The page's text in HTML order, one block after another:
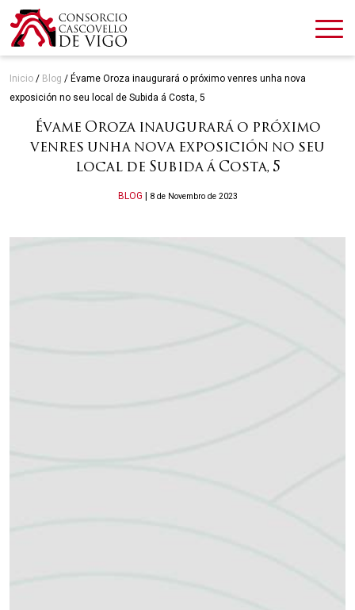
Inicio / Blog / Évame Oroza inaugurará o próximo venres unha nova
exposición no seu local de Subida á Costa, 5
Évame Oroza inaugurará o próximo
venres unha nova exposición no seu
local de Subida á Costa, 5
Categories
BLOG 8 de Novembro de 2023